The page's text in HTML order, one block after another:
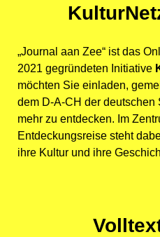
„Journal aan Zee“ ist das
2021 gegründeten Initiative
möchten Sie einladen,
dem D-A-CH der deutschen
mehr zu entdecken. Im
Entdeckungsreise steht
ihre Kultur und ihre